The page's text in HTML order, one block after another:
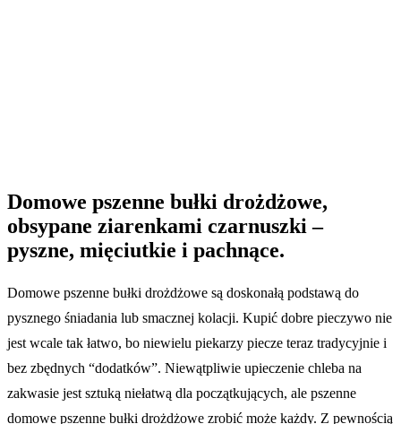
Domowe pszenne bułki drożdżowe,
obsypane ziarenkami czarnuszki –
pyszne, mięciutkie i pachnące.
Domowe pszenne bułki drożdżowe są doskonałą podstawą do
pysznego śniadania lub smacznej kolacji. Kupić dobre pieczywo nie
jest wcale tak łatwo, bo niewielu piekarzy piecze teraz tradycyjnie i
bez zbędnych “dodatków”. Niewątpliwie upieczenie chleba na
zakwasie jest sztuką niełatwą dla początkujących, ale pszenne
domowe pszenne bułki drożdżowe zrobić może każdy. Z pewnością